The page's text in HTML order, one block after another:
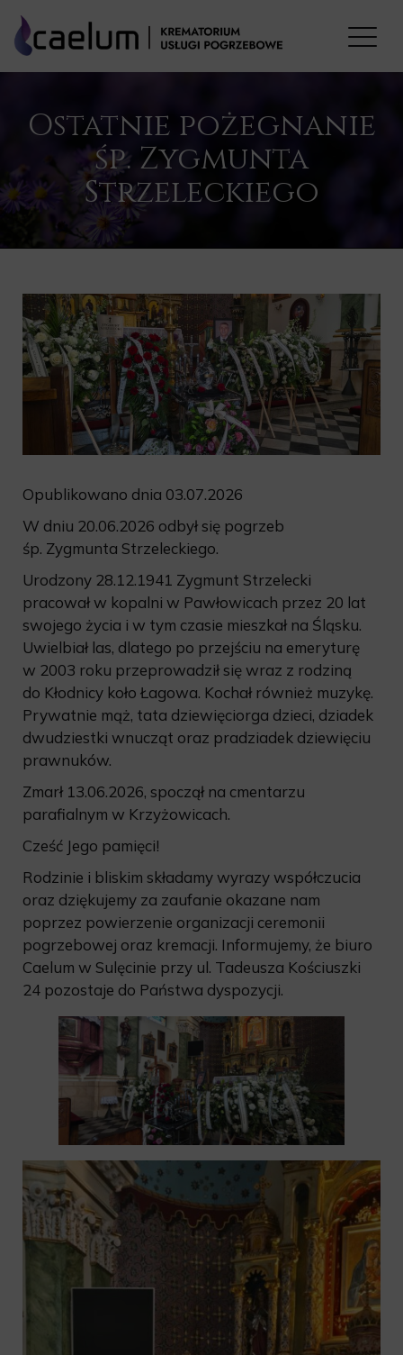
Ostatnie pożegnanie
śp. Zygmunta
Strzeleckiego
Opublikowano dnia 03.07.2026
W dniu 20.06.2026 odbył się pogrzeb
śp. Zygmunta Strzeleckiego.
Urodzony 28.12.1941 Zygmunt Strzelecki
pracował w kopalni w Pawłowicach przez 20 lat
swojego życia i w tym czasie mieszkał na Śląsku.
Uwielbiał las, dlatego po przejściu na emeryturę
w 2003 roku przeprowadził się wraz z rodziną
do Kłodnicy koło Łagowa. Kochał również muzykę.
Prywatnie mąż, tata dziewięciorga dzieci, dziadek
dwudziestki wnucząt oraz pradziadek dziewięciu
prawnuków.
Zmarł 13.06.2026, spoczął na cmentarzu
parafialnym w Krzyżowicach.
Cześć Jego pamięci!
Rodzinie i bliskim składamy wyrazy współczucia
oraz dziękujemy za zaufanie okazane nam
poprzez powierzenie organizacji ceremonii
pogrzebowej oraz kremacji. Informujemy, że biuro
Caelum w Sulęcinie przy ul. Tadeusza Kościuszki
24 pozostaje do Państwa dyspozycji.